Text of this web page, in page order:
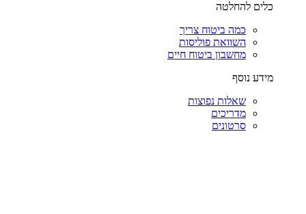
כלים להחלטה
כמה ביטוח צריך
השוואת פוליסות
מחשבון ביטוח חיים
מידע נוסף
שאלות נפוצות
מדריכים
סרטונים